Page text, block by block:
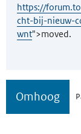
https://
cht-bij-nieuw-
wnt">moved.
Omhoog